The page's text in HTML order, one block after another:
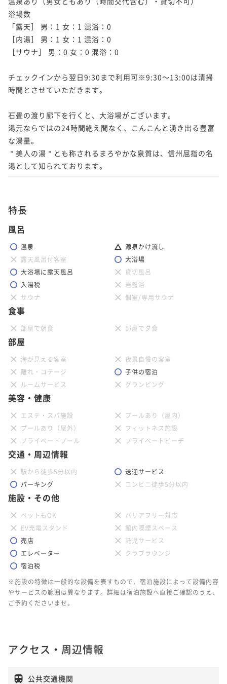
浴場数
「露天］ 男：1 女：1 混浴：0
［内湯］ 男：1 女：1 混浴：0
［サウナ］ 男：0 女：0 混浴：0
チェックインから翌日9:30まで利用可※9:30～13:00は清掃
時間とさせていただきます。
石畳の渡り廊下を行くと、大浴場がございます。
湯元ならではの24時間絶え間なく、こんこんと湧き出る豊富
な湯量。
＂美人の湯＂とも称されるまろやかな泉質は、信州屈指の名
湯として知られております。
特長
風呂
温泉
源泉かけ流し
露天風呂付客室
大浴場
大浴場に露天風呂
貸切風呂
入湯税
岩盤浴
サウナ
個室/専用サウナ
食事
部屋で朝食 部屋で夕食
部屋
海が見える客室
夜景自慢の客室
離れ・コテージ
子供の宿泊
ルームサービス
グランピング
美容・健康
エステ・スパ施設
プールあり（屋内）
プールあり（屋外）
フィットネス施設
プライベートプール
プライベートビーチ
交通・周辺情報
駅から徒歩5分以内
送迎サービス
パーキング
コンビニ徒歩5分以内
施設・その他
ペットもOK
バリアフリー対応
EV充電スタンド
館内喫煙スペース
売店
託児サービス
エレベーター
クラブラウンジ
宿泊税
※施設の特徴は一般的な設備を表すもので、宿泊施設によって設備内容
やサービスの範囲は異なります。詳細は宿泊施設へ直接ご確認のうえ、
ご予約くださいませ。
アクセス・周辺情報
公共交通機関